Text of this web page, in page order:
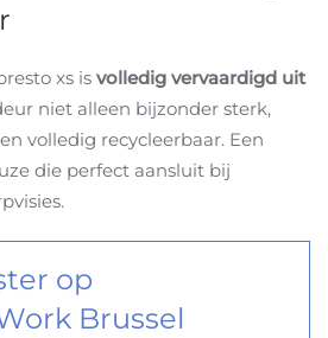
xs is volledig vervaardigd uit
niet alleen bijzonder sterk,
volledig recycleerbaar. Een
die perfect aansluit bij
op
Brussel